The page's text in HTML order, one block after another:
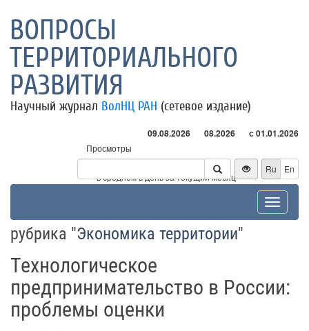
ВОПРОСЫ
ТЕРРИТОРИАЛЬНОГО
РАЗВИТИЯ
Научный журнал ВолНЦ РАН (сетевое издание)
09.08.2026 08.2026 с 01.01.2026
Просмотры
Посетители
* - в среднем в день за текущий месяц
Ru En
Toggle
рубрика "Экономика территории"
Технологическое
предпринимательство в России:
проблемы оценки